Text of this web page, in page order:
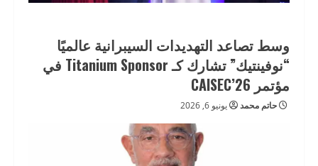
وسط تصاعد التهديدات السيبرانية عالميًا
“نوفينتيك” تشارك كـ Titanium Sponsor في
مؤتمر CAISEC’26
حاتم محمد يونيو 6, 2026